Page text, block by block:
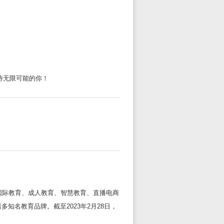
限可能的你！
教育、成人教育、智慧教育、直播电商
知名教育品牌。截至2023年2月28日，